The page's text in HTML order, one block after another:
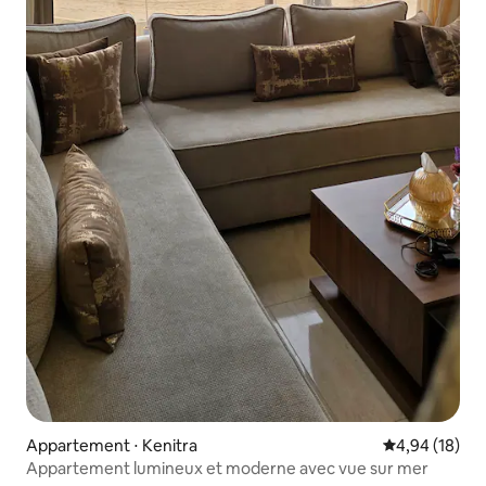
Appartement ⋅ Kenitra Évaluation
4,94 (18)
Appartement lumineux et moderne avec vue sur mer